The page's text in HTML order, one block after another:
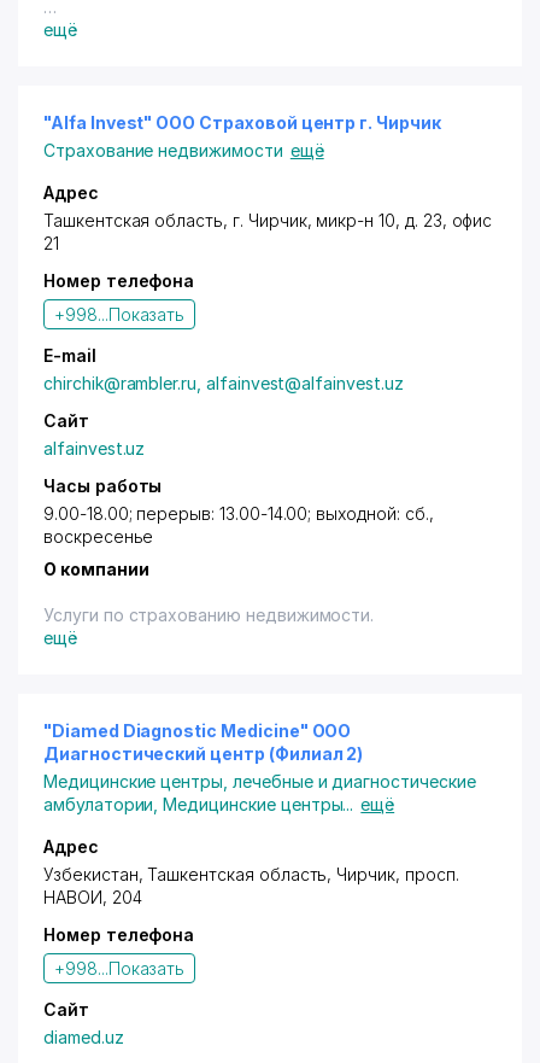
Владельцам дисконтных карт с логотипом "Город
150 000 сум.; 3% (терм., в т.ч. on-line, нал., переч.) -
от 300 000 сум.; 4% (терм., в т.ч. on-line, нал.,
переч.) - от 450 000 сум.; 5% (терм., в т.ч. on-line,
нал., переч.) - от 600 000 сум. Скидки не
предоставляются на акционные и другие товары,
на усмотрение ООО Darvoza Savdo. Скидки не
ещё
"Alfa Invest" ООО Страховой центр г. Чирчик
Страхование недвижимости ещё
Адрес
Ташкентская область, г. Чирчик, микр-н 10, д. 23, офис
21
Номер телефона
+998...Показать
E-mail
chirchik@rambler.ru, alfainvest@alfainvest.uz
Сайт
alfainvest.uz
Часы работы
9.00-18.00; перерыв: 13.00-14.00; выходной: сб.,
воскресенье
О компании
Услуги по страхованию недвижимости.
ещё
"Diamed Diagnostic Medicine" ООО
Диагностический центр (Филиал 2)
Медицинские центры, лечебные и диагностические
амбулатории ,Медицинские центры... ещё
Адрес
Узбекистан, Ташкентская область, Чирчик, просп.
НАВОИ, 204
Номер телефона
+998...Показать
Сайт
diamed.uz